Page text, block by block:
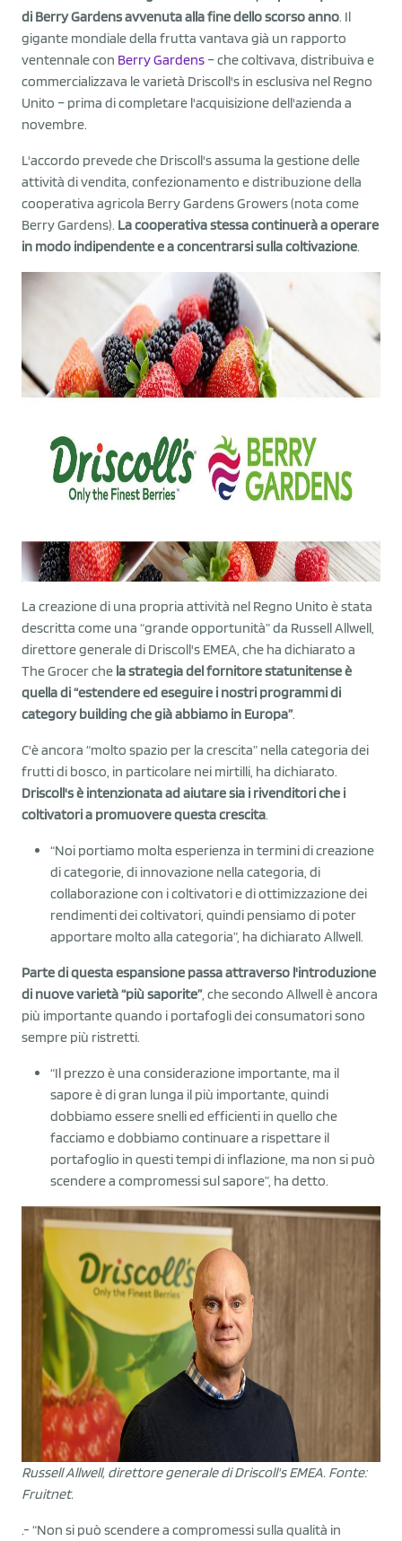
di Berry Gardens avvenuta alla fine dello scorso anno. Il
gigante mondiale della frutta vantava già un rapporto
ventennale con Berry Gardens – che coltivava, distribuiva e
commercializzava le varietà Driscoll's in esclusiva nel Regno
Unito – prima di completare l'acquisizione dell'azienda a
novembre.
L'accordo prevede che Driscoll's assuma la gestione delle
attività di vendita, confezionamento e distribuzione della
cooperativa agricola Berry Gardens Growers (nota come
Berry Gardens). La cooperativa stessa continuerà a operare
in modo indipendente e a concentrarsi sulla coltivazione.
La creazione di una propria attività nel Regno Unito è stata
descritta come una “grande opportunità” da Russell Allwell,
direttore generale di Driscoll's EMEA, che ha dichiarato a
The Grocer che la strategia del fornitore statunitense è
quella di “estendere ed eseguire i nostri programmi di
category building che già abbiamo in Europa”.
C'è ancora “molto spazio per la crescita” nella categoria dei
frutti di bosco, in particolare nei mirtilli, ha dichiarato.
Driscoll's è intenzionata ad aiutare sia i rivenditori che i
coltivatori a promuovere questa crescita.
“Noi portiamo molta esperienza in termini di creazione
di categorie, di innovazione nella categoria, di
collaborazione con i coltivatori e di ottimizzazione dei
rendimenti dei coltivatori, quindi pensiamo di poter
apportare molto alla categoria”, ha dichiarato Allwell.
Parte di questa espansione passa attraverso l'introduzione
di nuove varietà “più saporite”, che secondo Allwell è ancora
più importante quando i portafogli dei consumatori sono
sempre più ristretti.
“Il prezzo è una considerazione importante, ma il
sapore è di gran lunga il più importante, quindi
dobbiamo essere snelli ed efficienti in quello che
facciamo e dobbiamo continuare a rispettare il
portafoglio in questi tempi di inflazione, ma non si può
scendere a compromessi sul sapore”, ha detto.
Russell Allwell, direttore generale di Driscoll's EMEA. Fonte:
Fruitnet.
.- “Non si può scendere a compromessi sulla qualità in